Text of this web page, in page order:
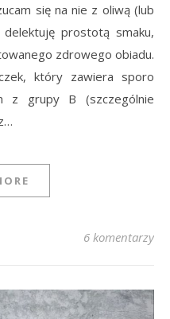
się na nie z oliwą (lub
prostotą smaku,
zdrowego obiadu.
który zawiera sporo
z grupy B (szczególnie
6 komentarzy